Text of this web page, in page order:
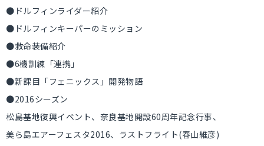
●ドルフィンライダー紹介
●ドルフィンキーパーのミッション
●救命装備紹介
●6機訓練「連携」
●新課目「フェニックス」開発物語
●2016シーズン
松島基地復興イベント、奈良基地開設60周年記念行事、
美ら島エアーフェスタ2016、ラストフライト(春山維彦)